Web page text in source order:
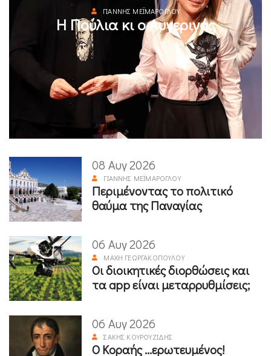
ΓΙΆΝΝΗΣ ΜΕΪΜΆΡΟΓΛΟΥ
Η Πούλια κι ο Αυγερινός
08 Αυγ 2026
ΓΙΆΝΝΗΣ ΜΕΪΜΆΡΟΓΛΟΥ
Περιμένοντας το πολιτικό
θαύμα της Παναγίας
06 Αυγ 2026
ΜΆΧΗ ΓΕΩΡΓΑΚΟΠΟΎΛΟΥ
Οι διοικητικές διορθώσεις και
τα app είναι μεταρρυθμίσεις;
06 Αυγ 2026
ΣΆΚΗΣ ΚΟΥΡΟΥΖΊΔΗΣ
Ο Κοραής ...ερωτευμένος!